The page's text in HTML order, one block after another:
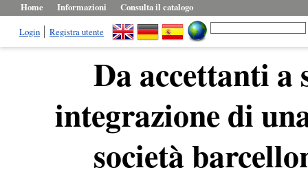
Home Informazioni
Consulta il catalogo
Login
Registra utente
Da accettanti a
integrazione di
società